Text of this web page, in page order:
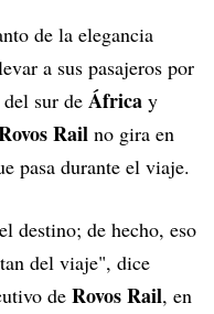
de la elegancia
a sus pasajeros por
del sur de África y
Rail no gira en
pasa durante el viaje.
destino; de hecho, eso
del viaje", dice
de Rovos Rail, en